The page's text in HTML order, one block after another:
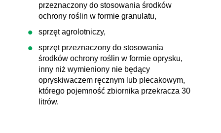
przeznaczony do stosowania środków
ochrony roślin w formie granulatu,
sprzęt agrolotniczy,
sprzęt przeznaczony do stosowania
środków ochrony roślin w formie oprysku,
inny niż wymieniony nie będący
opryskiwaczem ręcznym lub plecakowym,
którego pojemność zbiornika przekracza 30
litrów.